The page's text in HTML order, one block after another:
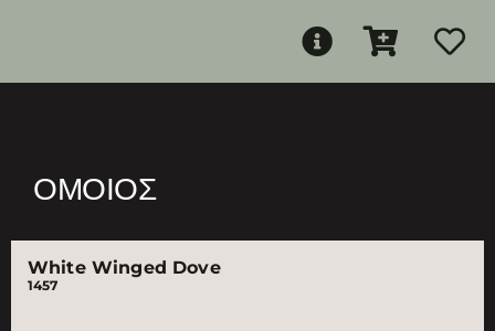
ΌΜΟΙΟΣ
White Winged Dove
1457